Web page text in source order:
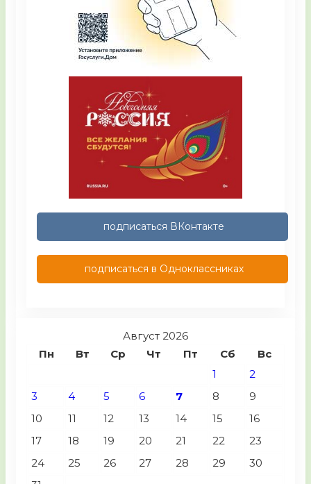
подписаться ВКонтакте
подписаться в Одноклассниках
Август 2026
Пн
Вт Ср Чт Пт Сб
Вс
1
2
3
4 5 6 7 8
9
10
11 12 13 14 15
16
17
18 19 20 21 22
23
24
25 26 27 28 29
30